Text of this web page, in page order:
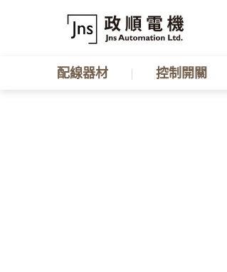
配線器材 控制開關